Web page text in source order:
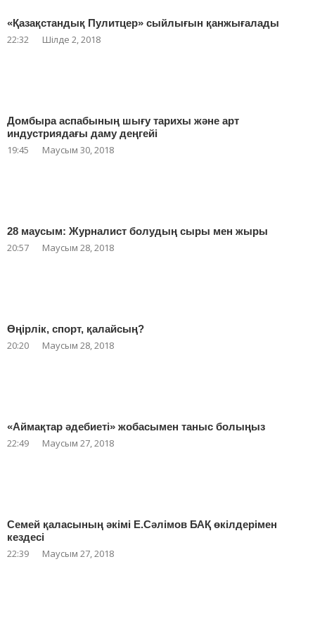
«Қазақстандық Пулитцер» сыйлығын қанжығалады
22:32 Шілде 2, 2018
Домбыра аспабының шығу тарихы және арт
индустриядағы даму деңгейі
19:45 Маусым 30, 2018
28 маусым: Журналист болудың сыры мен жыры
20:57 Маусым 28, 2018
Өңірлік, спорт, қалайсың?
20:20 Маусым 28, 2018
«Аймақтар әдебиеті» жобасымен таныс болыңыз
22:49 Маусым 27, 2018
Семей қаласының әкімі Е.Сәлімов БАҚ өкілдерімен
кездесі
22:39 Маусым 27, 2018